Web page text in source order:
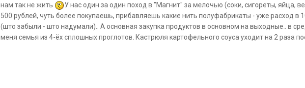
нам так не жить
У нас один за один поход в "Магнит" за мелочью (соки, сигореты, яйца,
500 рублей, чуть более покупаешь, прибавляешь какие нить полуфабрикаты - уже расход в
(што забыли - што надумали).. А основная закупка продуктов в основном на выходные.. в
меня семья из 4-ёх сплошных проглотов. Кастрюля картофельного соуса уходит на 2 раза